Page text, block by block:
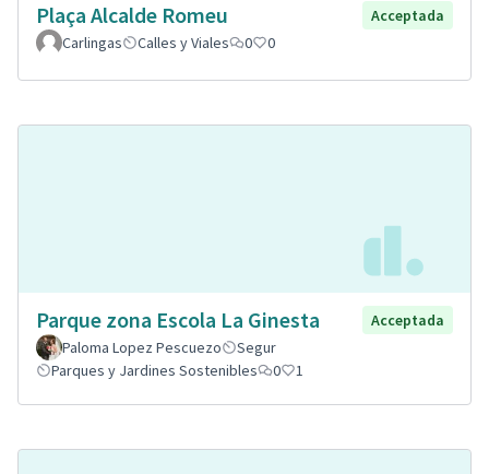
Plaça Alcalde Romeu
Acceptada
Carlingas
Calles y Viales 0 0
Parque zona Escola La Ginesta
Acceptada
Paloma Lopez Pescuezo
Segur
Parques y Jardines Sostenibles
0 1